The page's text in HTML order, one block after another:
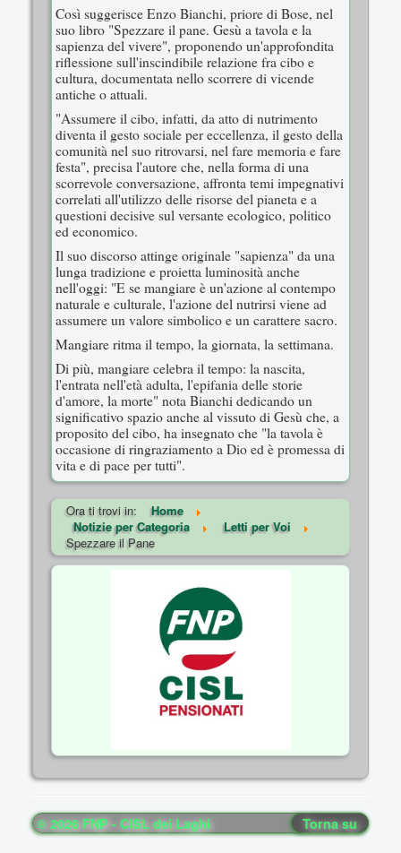
Così suggerisce Enzo Bianchi, priore di Bose, nel
suo libro "Spezzare il pane. Gesù a tavola e la
sapienza del vivere", proponendo un'approfondita
riflessione sull'inscindibile relazione fra cibo e
cultura, documentata nello scorrere di vicende
antiche o attuali.
"Assumere il cibo, infatti, da atto di nutrimento
diventa il gesto sociale per eccellenza, il gesto della
comunità nel suo ritrovarsi, nel fare memoria e fare
festa", precisa l'autore che, nella forma di una
scorrevole conversazione, affronta temi impegnativi
correlati all'utilizzo delle risorse del pianeta e a
questioni decisive sul versante ecologico, politico
ed economico.
Il suo discorso attinge originale "sapienza" da una
lunga tradizione e proietta luminosità anche
nell'oggi: "E se mangiare è un'azione al contempo
naturale e culturale, l'azione del nutrirsi viene ad
assumere un valore simbolico e un carattere sacro.
Mangiare ritma il tempo, la giornata, la settimana.
Di più, mangiare celebra il tempo: la nascita,
l'entrata nell'età adulta, l'epifania delle storie
d'amore, la morte" nota Bianchi dedicando un
significativo spazio anche al vissuto di Gesù che, a
proposito del cibo, ha insegnato che "la tavola è
occasione di ringraziamento a Dio ed è promessa di
vita e di pace per tutti".
Ora ti trovi in:
Home
Notizie per Categoria
Letti per Voi
Spezzare il Pane
Torna su
© 2026 FNP - CISL dei Laghi